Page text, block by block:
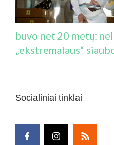
buvo net 20 metų:
„ekstremalaus“
Socialiniai tinklai